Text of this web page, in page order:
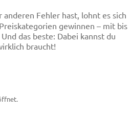
Fehler hast, lohnt es sich
gewinnen – mit bis
das beste: Dabei kannst du
braucht!